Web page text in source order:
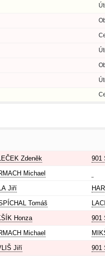
Zdeněk 901
Michael
Jiří
Tomáš
Honza 901
Michael
Jiří 901